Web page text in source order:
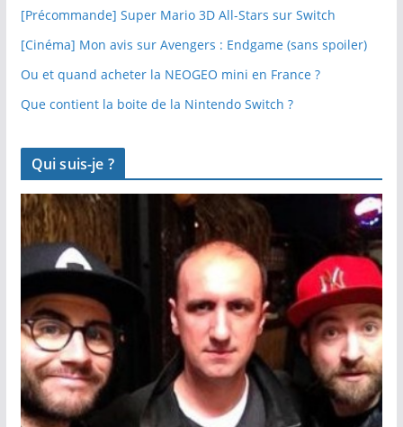
[Précommande] Super Mario 3D All-Stars sur Switch
[Cinéma] Mon avis sur Avengers : Endgame (sans spoiler)
Ou et quand acheter la NEOGEO mini en France ?
Que contient la boite de la Nintendo Switch ?
Qui suis-je ?